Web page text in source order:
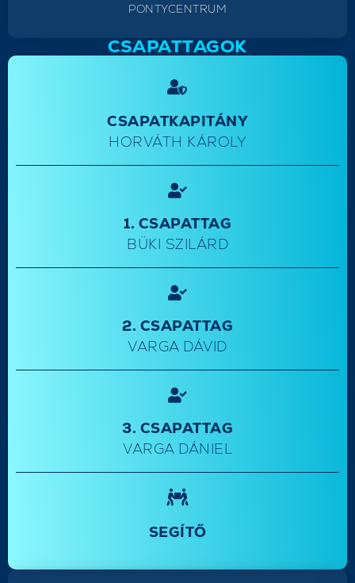
PONTYCENTRUM
CSAPATTAGOK
CSAPATKAPITÁNY
HORVÁTH KÁROLY
1. CSAPATTAG
BÜKI SZILÁRD
2. CSAPATTAG
VARGA DÁVID
3. CSAPATTAG
VARGA DÁNIEL
SEGÍTŐ